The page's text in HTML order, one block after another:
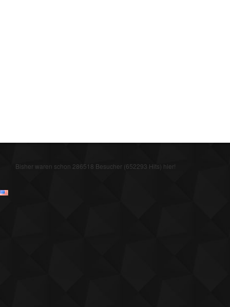
Bisher waren schon 286518 Besucher (652293 Hits) hier!